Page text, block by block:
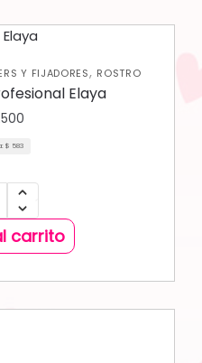
Y FIJADORES, ROSTRO
Elaya
$ 583
carrito